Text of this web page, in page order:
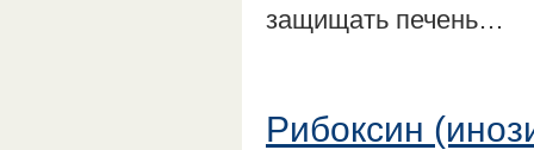
защищать печень…
Рибоксин